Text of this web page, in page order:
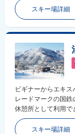
スキー場詳細
ビギナーからエキ
レードマークの国
休憩所として利用で
スキー場詳細